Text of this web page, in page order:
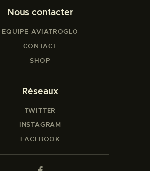
Nous contacter
EQUIPE AVIATROGLO
CONTACT
SHOP
Réseaux
TWITTER
INSTAGRAM
FACEBOOK